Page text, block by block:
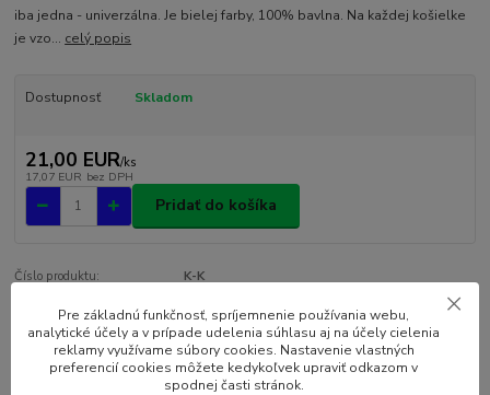
iba jedna - univerzálna. Je bielej farby, 100% bavlna. Na každej košielke
je vzo... celý popis
Dostupnosť Skladom
21,00 EUR/ks
17,07 EUR bez DPH
Pridať do košíka
Číslo produktu: K-K
Kompletné špecifikácie
Pre základnú funkčnosť, spríjemnenie používania webu,
analytické účely a v prípade udelenia súhlasu aj na účely cielenia
reklamy využívame súbory cookies. Nastavenie vlastných
preferencií cookies môžete kedykoľvek upraviť odkazom v
spodnej časti stránok.